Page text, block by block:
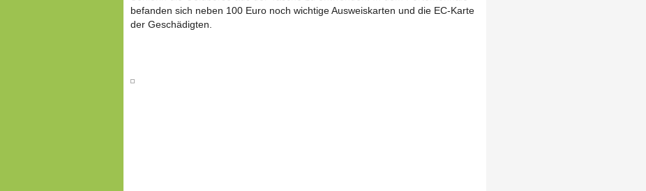
befanden sich neben 100 Euro noch wichtige Ausweiskarten und die EC-Karte
der Geschädigten.